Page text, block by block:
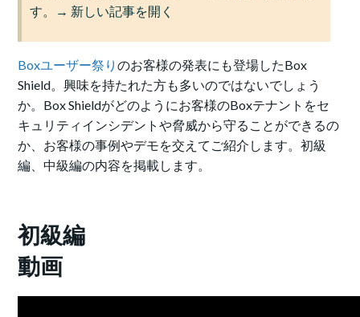
す。→ 新しい記事を開く
Boxユーザー祭りのお客様の発表にも登場したBox
Shield。興味を持たれた方も多いのではないでしょう
か。Box Shieldがどのようにお客様のBoxテナントをセ
キュリティインシデントや脅威から守ることができるの
か、お客様の事例やデモを交えてご紹介します。初級
編、中級編の内容を掲載します。
初級編
動画